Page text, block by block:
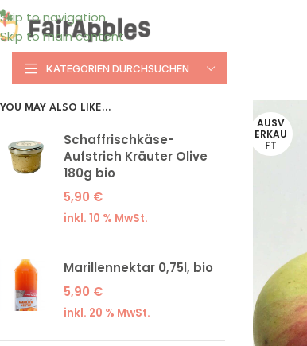
Skip to navigation
Skip to main content
KATEGORIEN DURCHSUCHEN
YOU MAY ALSO LIKE…
Schaffrischkäse-
Aufstrich Kräuter Olive
180g bio
5,90 €
inkl. 10 % MwSt.
Marillennektar 0,75l, bio
5,90 €
inkl. 20 % MwSt.
AUSV
ERKAU
FT